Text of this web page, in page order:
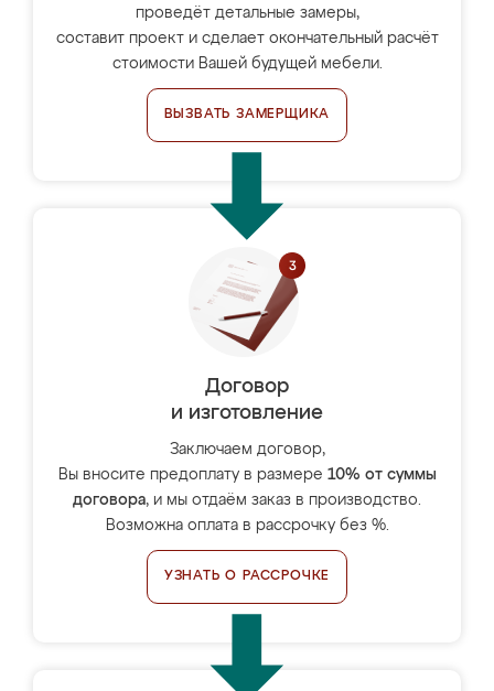
проведёт детальные замеры,
составит проект и сделает окончательный расчёт
стоимости Вашей будущей мебели.
ВЫЗВАТЬ ЗАМЕРЩИКА
Договор
и изготовление
Заключаем договор,
Вы вносите предоплату в размере 10% от суммы
договора, и мы отдаём заказ в производство.
Возможна оплата в рассрочку без %.
УЗНАТЬ О РАССРОЧКЕ